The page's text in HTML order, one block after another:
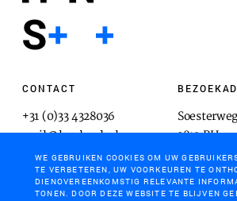
CONTACT
+31 (0)33 4328036
mail@hnsland.nl
3812 BH
Amersfoort
WE GEBRUIKEN COOKIES OM UW
TE VERBETEREN, UW VOORKEUREN TE
DIENOVEREENKOMSTIG RELEVANTE
TONEN. DOOR DEZE WEBSITE TE BLIJVEN